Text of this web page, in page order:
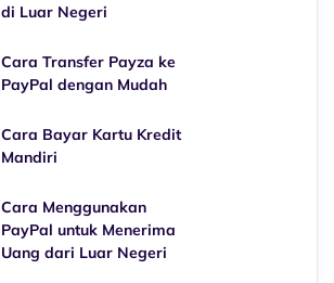
di Luar Negeri
Cara Transfer Payza ke
PayPal dengan Mudah
Cara Bayar Kartu Kredit
Mandiri
Cara Menggunakan
PayPal untuk Menerima
Uang dari Luar Negeri